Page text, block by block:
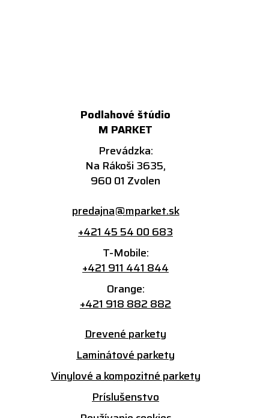
Podlahové štúdio
M PARKET
Prevádzka:
Na Rákoši 3635,
960 01 Zvolen
predajna@mparket.sk
+421 45 54 00 683
T-Mobile:
+421 911 441 844
Orange:
+421 918 882 882
Drevené parkety
Laminátové parkety
Vinylové a kompozitné parkety
Príslušenstvo